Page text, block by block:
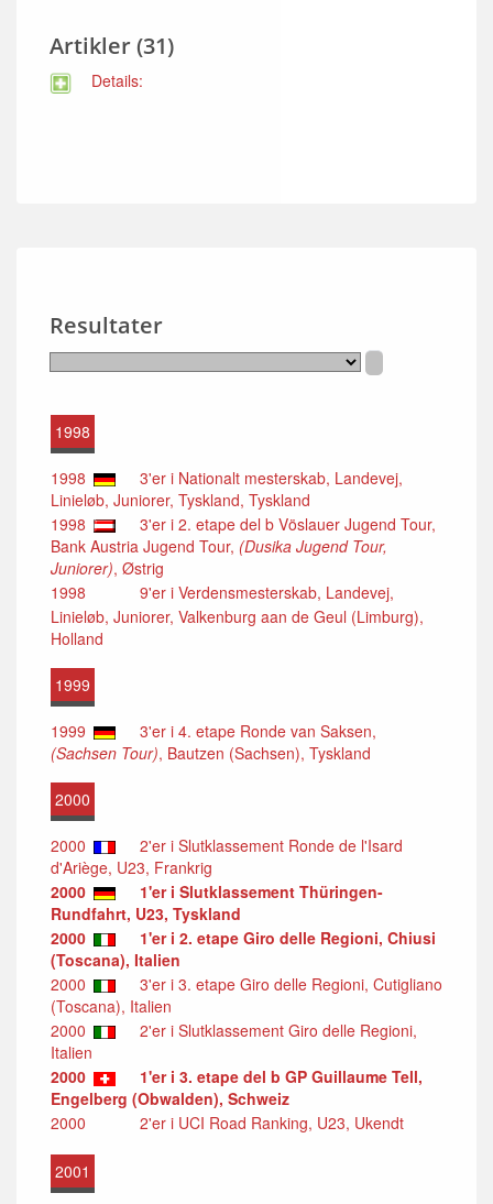
Artikler (31)
Details:
Resultater
1998
1998
3'er i Nationalt mesterskab, Landevej,
Linieløb, Juniorer, Tyskland, Tyskland
1998
3'er i 2. etape del b Vöslauer Jugend Tour,
Bank Austria Jugend Tour, (Dusika Jugend Tour,
Juniorer), Østrig
1998
9'er i Verdensmesterskab, Landevej,
Linieløb, Juniorer, Valkenburg aan de Geul (Limburg),
Holland
1999
1999
3'er i 4. etape Ronde van Saksen,
(Sachsen Tour), Bautzen (Sachsen), Tyskland
2000
2000
2'er i Slutklassement Ronde de l'Isard
d'Ariège, U23, Frankrig
2000
1'er i Slutklassement Thüringen-
Rundfahrt, U23, Tyskland
2000
1'er i 2. etape Giro delle Regioni, Chiusi
(Toscana), Italien
2000
3'er i 3. etape Giro delle Regioni, Cutigliano
(Toscana), Italien
2000
2'er i Slutklassement Giro delle Regioni,
Italien
2000
1'er i 3. etape del b GP Guillaume Tell,
Engelberg (Obwalden), Schweiz
2000
2'er i UCI Road Ranking, U23, Ukendt
2001